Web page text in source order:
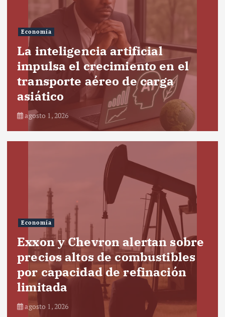
Economía
La inteligencia artificial
impulsa el crecimiento en el
transporte aéreo de carga
asiático
agosto 1, 2026
Economía
Exxon y Chevron alertan sobre
precios altos de combustibles
por capacidad de refinación
limitada
agosto 1, 2026